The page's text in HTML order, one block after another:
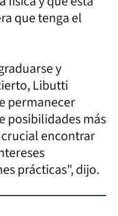
que tenga el
y
Libutti
permanecer
posibilidades más
encontrar
prácticas", dijo.